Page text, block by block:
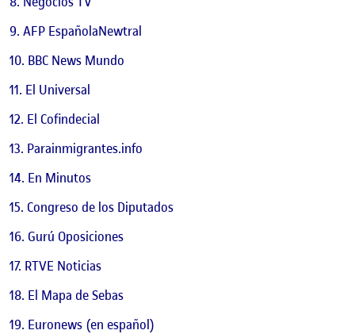
AFP EspañolaNewtral
BBC News Mundo
El Universal
El Cofindecial
Parainmigrantes.info
En Minutos
Congreso de los Diputados
Gurú Oposiciones
RTVE Noticias
El Mapa de Sebas
Euronews (en español)